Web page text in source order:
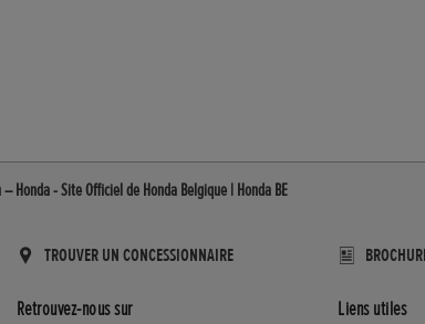
Honda - Site Officiel de Honda Belgique | Honda BE
TROUVER UN CONCESSIONNAIRE
Retrouvez-nous sur Liens utiles